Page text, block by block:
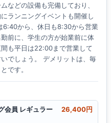
などの設備も完備しており、
ランニングイベントも開催し
6:40から、休日も8:30から営業
前に、学生の方が始業前に体
も平日は22:00まで営業して
でしょう。 デメリットは、毎
です。
会員 レギュラー
26,400円